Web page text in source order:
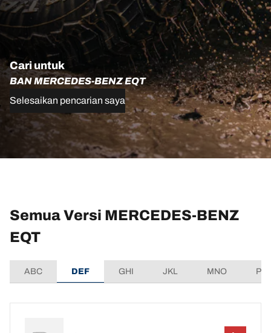
Cari untuk
BAN MERCEDES-BENZ EQT
Selesaikan pencarian saya
Semua Versi MERCEDES-BENZ
EQT
ABC DEF GHI JKL MNO